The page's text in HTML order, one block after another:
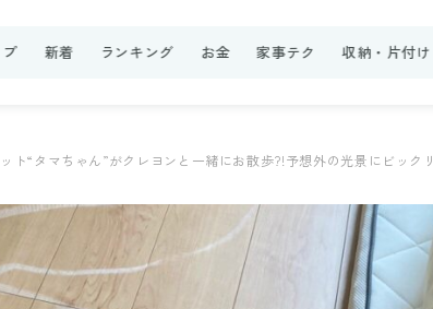
プ 新着 ランキング お金 家事テク 収納・片付け
ト“タマちゃん”がクレヨンと一緒にお散歩?!予想外の光景にビックリ